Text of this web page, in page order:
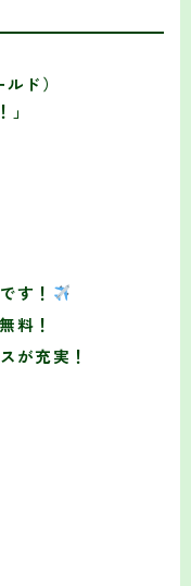
ド）
す！
料！
が充実！